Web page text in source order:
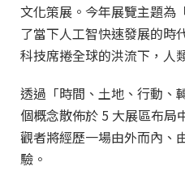
文化策展。今年展覽主題為
了當下人工智快速發展的時
科技席捲全球的洪流下，人
透過「時間、土地、行動、
個概念散佈於 5 大展區布局
觀者將經歷一場由外而內、
驗。